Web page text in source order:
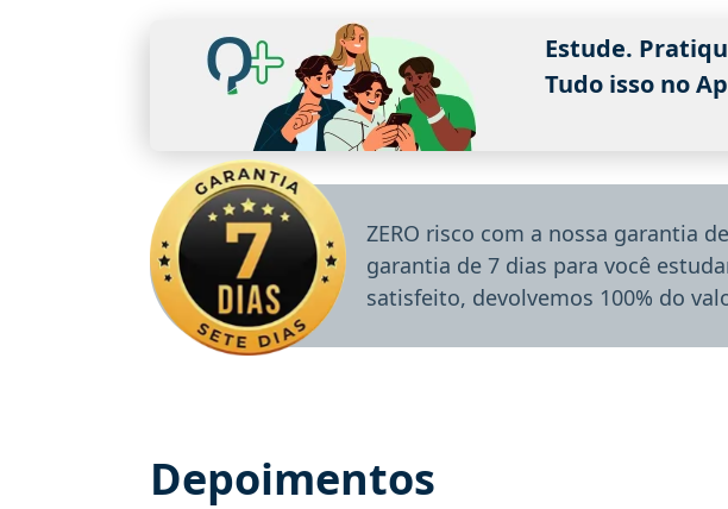
Estude.
Tudo isso no
ZERO risco com a nossa garantia
garantia de 7 dias para você
satisfeito, devolvemos 100% do
Depoimentos